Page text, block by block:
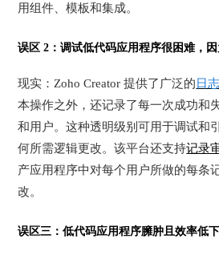
用组件、模板和集成。
误区 2 ：调试低代码应用程序很困难，
现实： Zoho Creator提供了广泛的日
本操作之外，还记录了每一次成功和
和用户。这种透明级别可用于调试和
何所需逻辑更改。该平台还支持记录
产应用程序中对每个用户所做的每条
改。
误区三：低代码应用程序臃肿且效率低下